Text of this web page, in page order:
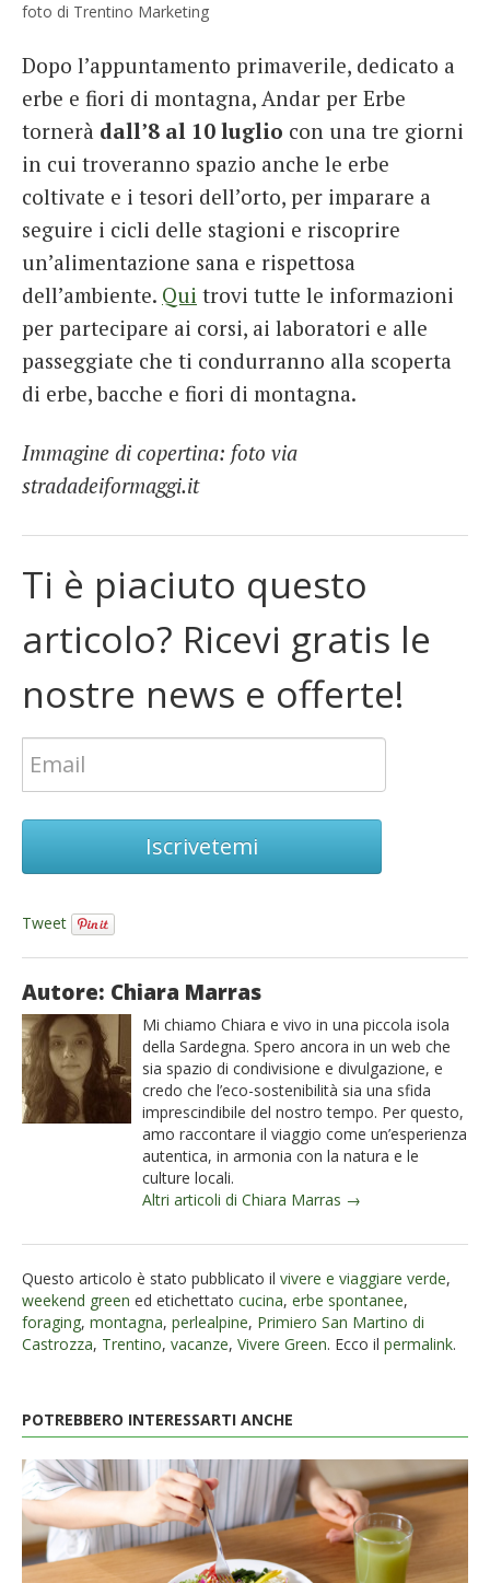
foto di Trentino Marketing
Dopo l’appuntamento primaverile, dedicato a
erbe e fiori di montagna, Andar per Erbe
tornerà dall’8 al 10 luglio con una tre giorni
in cui troveranno spazio anche le erbe
coltivate e i tesori dell’orto, per imparare a
seguire i cicli delle stagioni e riscoprire
un’alimentazione sana e rispettosa
dell’ambiente. Qui trovi tutte le informazioni
per partecipare ai corsi, ai laboratori e alle
passeggiate che ti condurranno alla scoperta
di erbe, bacche e fiori di montagna.
Immagine di copertina: foto via
stradadeiformaggi.it
Ti è piaciuto questo
articolo? Ricevi gratis le
nostre news e offerte!
Iscrivetemi
Tweet
Autore: Chiara Marras
Mi chiamo Chiara e vivo in una piccola isola
della Sardegna. Spero ancora in un web che
sia spazio di condivisione e divulgazione, e
credo che l’eco-sostenibilità sia una sfida
imprescindibile del nostro tempo. Per questo,
amo raccontare il viaggio come un’esperienza
autentica, in armonia con la natura e le
culture locali.
Altri articoli di Chiara Marras →
Questo articolo è stato pubblicato il vivere e viaggiare verde,
weekend green ed etichettato cucina, erbe spontanee,
foraging, montagna, perlealpine, Primiero San Martino di
Castrozza, Trentino, vacanze, Vivere Green. Ecco il permalink.
POTREBBERO INTERESSARTI ANCHE